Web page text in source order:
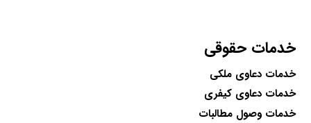
خدمات حقوقی
خدمات دعاوی ملکی
خدمات دعاوی کیفری
خدمات وصول مطالبات